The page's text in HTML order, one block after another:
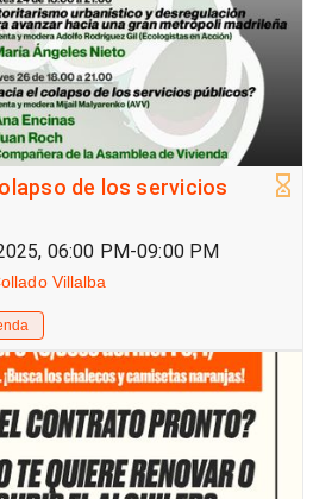
de los servicios
06:00 PM-09:00 PM
Villalba